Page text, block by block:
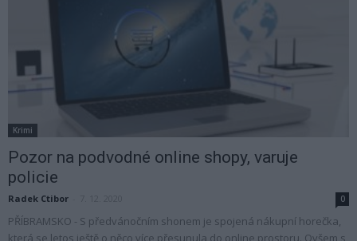
Krimi
Pozor na podvodné online shopy, varuje
policie
Radek Ctibor 0
PŘÍBRAMSKO - S předvánočním shonem je spojená nákupní horečka,
která se letos ještě o něco více přesunula do online prostoru. Ovšem s